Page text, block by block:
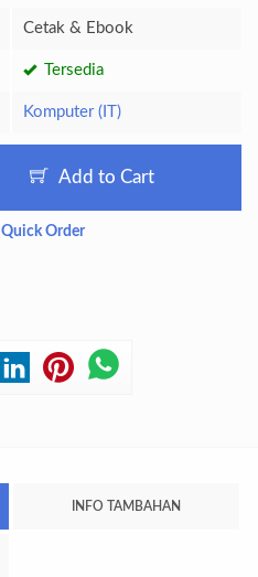
Cetak & Ebook
Tersedia
Komputer (IT)
Add to Cart
Quick Order
INFO TAMBAHAN